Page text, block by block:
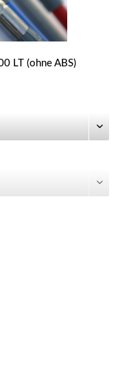
LT (ohne ABS)